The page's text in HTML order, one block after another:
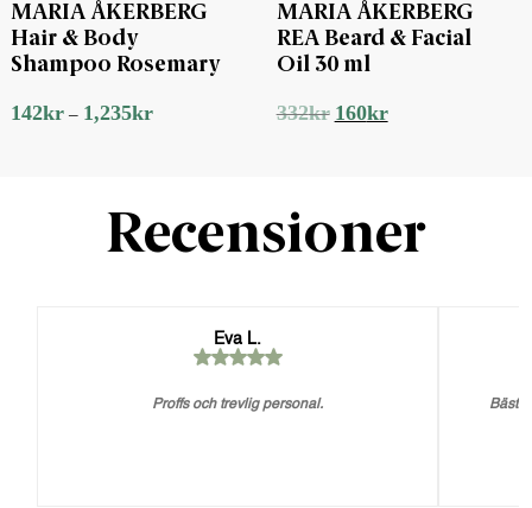
MARIA ÅKERBERG
Hair & Body
Shampoo Rosemary
142kr– 1,235kr
MARIA ÅKERBERG
REA Beard & Facial
Oil 30 ml
332kr Det
160krDet
Recensioner
Eva L.
Proffs och trevlig personal. Bästa